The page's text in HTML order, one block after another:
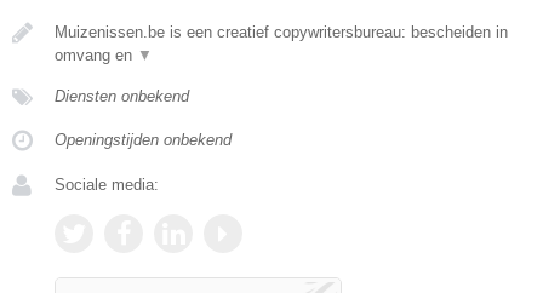
Muizenissen.be is een creatief copywritersbureau: bescheiden in
omvang en ▼
Diensten onbekend
Openingstijden onbekend
Sociale media: